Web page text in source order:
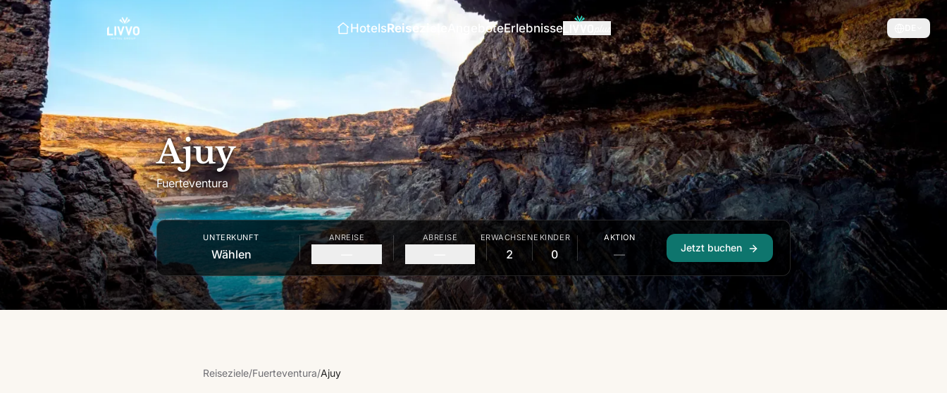
Zum Inhalt springen
HotelsReiseziele AngeboteErlebnisse
Ajuy
Fuerteventura
UNTERKUNFT
Wählen
ANREISE ABREISE ERWACHSENE
2
KINDER
0
AKTION
Jetzt buchen
Reiseziele/Fuerteventura/Ajuy